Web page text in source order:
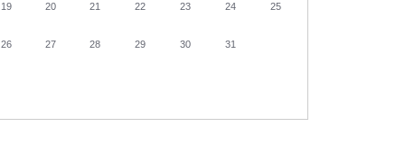
19 20 21 22 23 24 25
26 27 28 29 30 31